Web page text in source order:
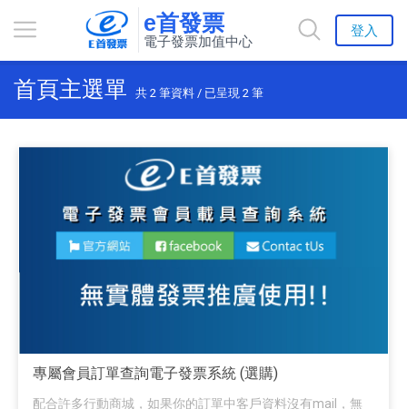
e首發票
電子發票加值中心
登入
首頁主選單 共 2 筆資料 / 已呈現 2 筆
專屬會員訂單查詢電子發票系統 (選購)
配合許多行動商城，如果你的訂單中客戶資料沒有mail，無